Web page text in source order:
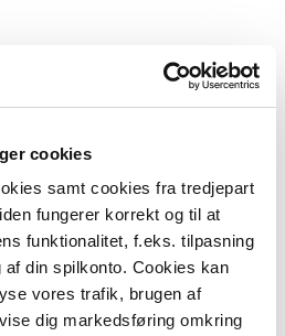
cookies
samt cookies fra tredjepart
fungerer korrekt og til at
funktionalitet, f.eks. tilpasning
din spilkonto. Cookies kan
vores trafik, brugen af
dig markedsføring omkring